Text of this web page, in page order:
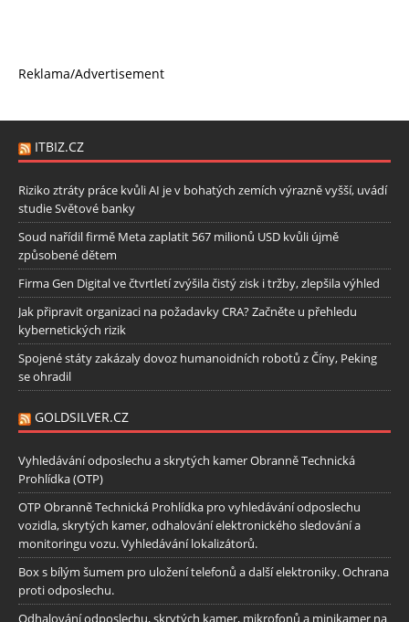
Reklama/Advertisement
ITBIZ.CZ
Riziko ztráty práce kvůli AI je v bohatých zemích výrazně vyšší, uvádí
studie Světové banky
Soud nařídil firmě Meta zaplatit 567 milionů USD kvůli újmě
způsobené dětem
Firma Gen Digital ve čtvrtletí zvýšila čistý zisk i tržby, zlepšila výhled
Jak připravit organizaci na požadavky CRA? Začněte u přehledu
kybernetických rizik
Spojené státy zakázaly dovoz humanoidních robotů z Číny, Peking
se ohradil
GOLDSILVER.CZ
Vyhledávání odposlechu a skrytých kamer Obranně Technická
Prohlídka (OTP)
OTP Obranně Technická Prohlídka pro vyhledávání odposlechu
vozidla, skrytých kamer, odhalování elektronického sledování a
monitoringu vozu. Vyhledávání lokalizátorů.
Box s bílým šumem pro uložení telefonů a další elektroniky. Ochrana
proti odposlechu.
Odhalování odposlechu, skrytých kamer, mikrofonů a minikamer na